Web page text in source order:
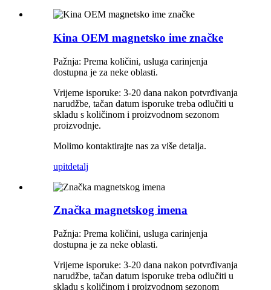
Kina OEM magnetsko ime značke
Pažnja: Prema količini, usluga carinjenja
dostupna je za neke oblasti.
Vrijeme isporuke: 3-20 dana nakon potvrđivanja
narudžbe, tačan datum isporuke treba odlučiti u
skladu s količinom i proizvodnom sezonom
proizvodnje.
Molimo kontaktirajte nas za više detalja.
upitdetalj
Značka magnetskog imena
Pažnja: Prema količini, usluga carinjenja
dostupna je za neke oblasti.
Vrijeme isporuke: 3-20 dana nakon potvrđivanja
narudžbe, tačan datum isporuke treba odlučiti u
skladu s količinom i proizvodnom sezonom